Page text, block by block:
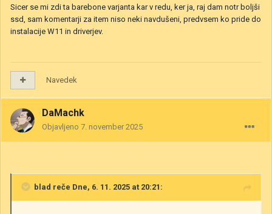
Sicer se mi zdi ta barebone varjanta kar v redu, ker ja, raj dam notr boljši
ssd, sam komentarji za item niso neki navdušeni, predvsem ko pride do
instalacije W11 in driverjev.
Navedek
DaMachk
Objavljeno 7. november 2025
blad reče Dne, 6. 11. 2025 at 20:21: